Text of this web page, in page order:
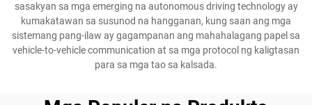
sasakyan sa mga emerging na autonomous driving technology ay
kumakatawan sa susunod na hangganan, kung saan ang mga
sistemang pang-ilaw ay gagampanan ang mahahalagang papel sa
vehicle-to-vehicle communication at sa mga protocol ng kaligtasan
para sa mga tao sa kalsada.